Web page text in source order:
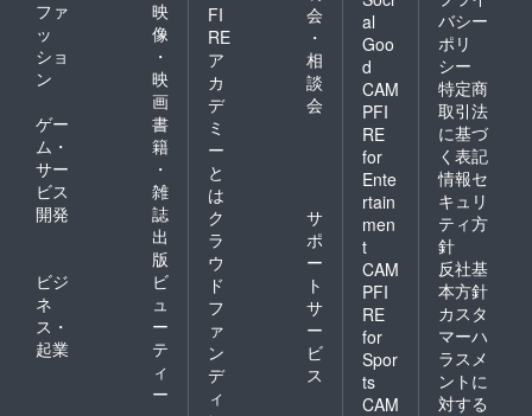
ファ
ッ
ショ
ン
映
像
・
映
画
ゲー
ム・
サー
ビス
開発
書
籍
・
雑
誌
出
版
ビジ
ネ
ス・
起業
ビ
ュ
ー
テ
ィ
ー
FI
RE
ア
カ
デ
ミ
ー
と
は
会
・
相
談
会
ク
ラ
ウ
ド
フ
ァ
ン
デ
ィ
サ
ポ
ー
ト
サ
ー
ビ
ス
al
Goo
d
CAM
PFI
RE
for
Ente
rtain
men
t
CAM
PFI
RE
for
Spor
ts
CAM
バシー
ポリ
シー
特定商
取引法
に基づ
く表記
情報セ
キュリ
ティ方
針
反社基
本方針
カスタ
マーハ
ラスメ
ントに
対する